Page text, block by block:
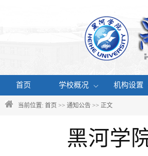
首页 学校概况 机构设置
当前位置: 首页 >> 通知公告 >> 正文
黑河学